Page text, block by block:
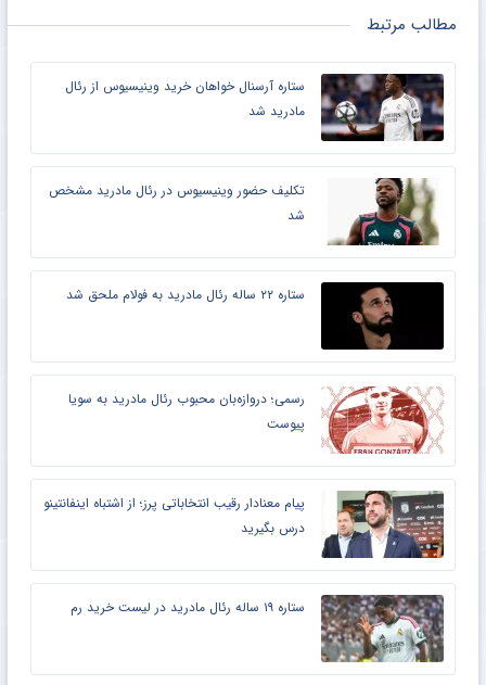
مطالب مرتبط
ستاره آرسنال خواهان خرید وینیسیوس از رئال
مادرید شد
تکلیف حضور وینیسیوس در رئال مادرید مشخص
شد
ستاره ۲۲ ساله رئال مادرید به فولام ملحق شد
رسمی؛ دروازه‌بان محبوب رئال مادرید به سویا
پیوست
پیام معنادار رقیب انتخاباتی پرز؛ از اشتباه اینفانتینو
درس بگیرید
ستاره ۱۹ ساله رئال مادرید در لیست خرید رم